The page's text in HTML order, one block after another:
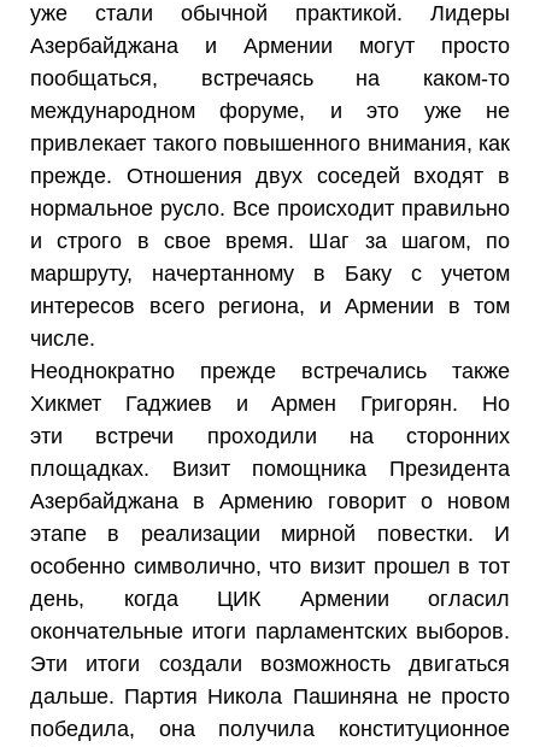
уже стали обычной практикой. Лидеры
Азербайджана и Армении могут просто
пообщаться, встречаясь на каком-то
международном форуме, и это уже не
привлекает такого повышенного внимания, как
прежде. Отношения двух соседей входят в
нормальное русло. Все происходит правильно
и строго в свое время. Шаг за шагом, по
маршруту, начертанному в Баку с учетом
интересов всего региона, и Армении в том
числе.
Неоднократно прежде встречались также
Хикмет Гаджиев и Армен Григорян. Но
эти встречи проходили на сторонних
площадках. Визит помощника Президента
Азербайджана в Армению говорит о новом
этапе в реализации мирной повестки. И
особенно символично, что визит прошел в тот
день, когда ЦИК Армении огласил
окончательные итоги парламентских выборов.
Эти итоги создали возможность двигаться
дальше. Партия Никола Пашиняна не просто
победила, она получила конституционное